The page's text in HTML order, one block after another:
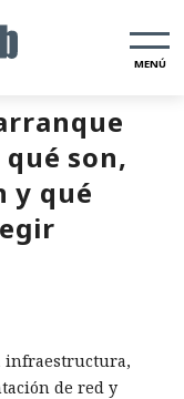
MENÚ
son,
y qué
infraestructura,
de red y